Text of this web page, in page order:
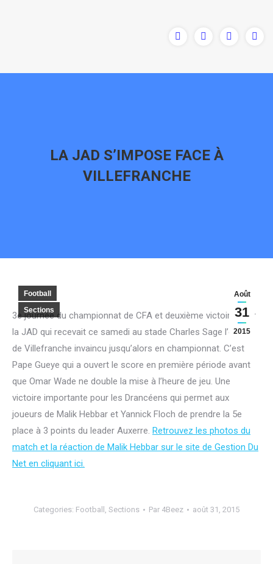
LA JAD S’IMPOSE FACE À
VILLEFRANCHE
Août
31
2015
Football
Sections
3e journée du championnat de CFA et deuxième victoire pour
la JAD qui recevait ce samedi au stade Charles Sage l’équipe
de Villefranche invaincu jusqu’alors en championnat. C’est
Pape Gueye qui a ouvert le score en première période avant
que Omar Wade ne double la mise à l’heure de jeu. Une
victoire importante pour les Drancéens qui permet aux
joueurs de Malik Hebbar et Yannick Floch de prendre la 5e
place à 3 points du leader Auxerre. Retrouvez les photos du
match et la réaction de Malik Hebbar sur le site de Gestion Du
Net en cliquant ici.
Categories: Football , Sections Par 4Beez août 31, 2015